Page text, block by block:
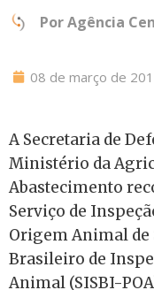
PorAgência
08 de março de
A Secretaria de
Ministério da
Abastecimento
Serviço de
Origem Animal de
Brasileiro de
Animal (SISBI-